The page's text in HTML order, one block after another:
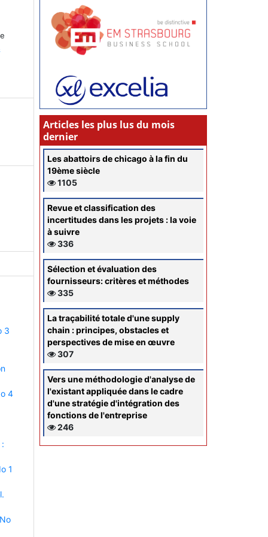
3
4
1
Articles les plus lus du mois
dernier
Les abattoirs de chicago à la fin du
19ème siècle
1105
Revue et classification des
incertitudes dans les projets : la voie
à suivre
336
Sélection et évaluation des
fournisseurs: critères et méthodes
335
La traçabilité totale d'une supply
chain : principes, obstacles et
perspectives de mise en œuvre
307
Vers une méthodologie d'analyse de
l'existant appliquée dans le cadre
d'une stratégie d'intégration des
fonctions de l'entreprise
246